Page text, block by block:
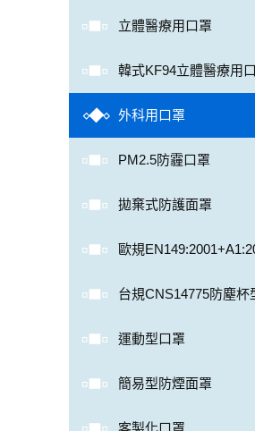
立體醫療用口罩
韓式KF94立體醫療用
外科用口罩
PM2.5防霾口罩
拋棄式防護面罩
歐規
塵杯型口罩台規CNS14775防塵杯
運動型口罩
簡易型防煙面罩
客製化口罩